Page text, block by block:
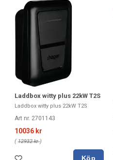
Laddbox witty plus 22kW T2S
Laddbox witty plus 22kW T2S
Art nr. 2701143
10036 kr
( 12932 kr)
Köp